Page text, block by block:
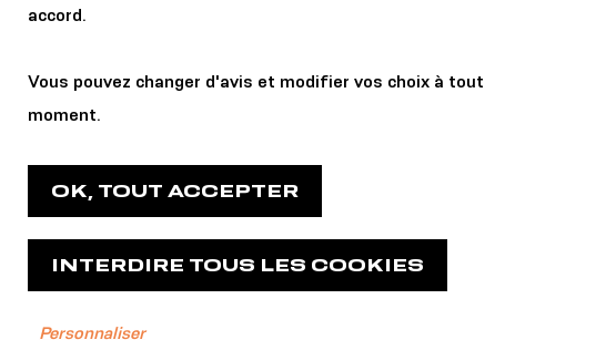
accord.
Vous pouvez changer d'avis et modifier vos choix à tout
moment.
OK, TOUT ACCEPTER
INTERDIRE TOUS LES COOKIES
Personnaliser